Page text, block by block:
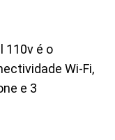
110v é o
Wi-Fi,
e 3